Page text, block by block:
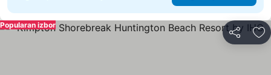
Deli
Popularan izbor